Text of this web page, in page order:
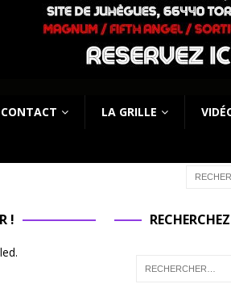
CONTACT LA GRILLE
!